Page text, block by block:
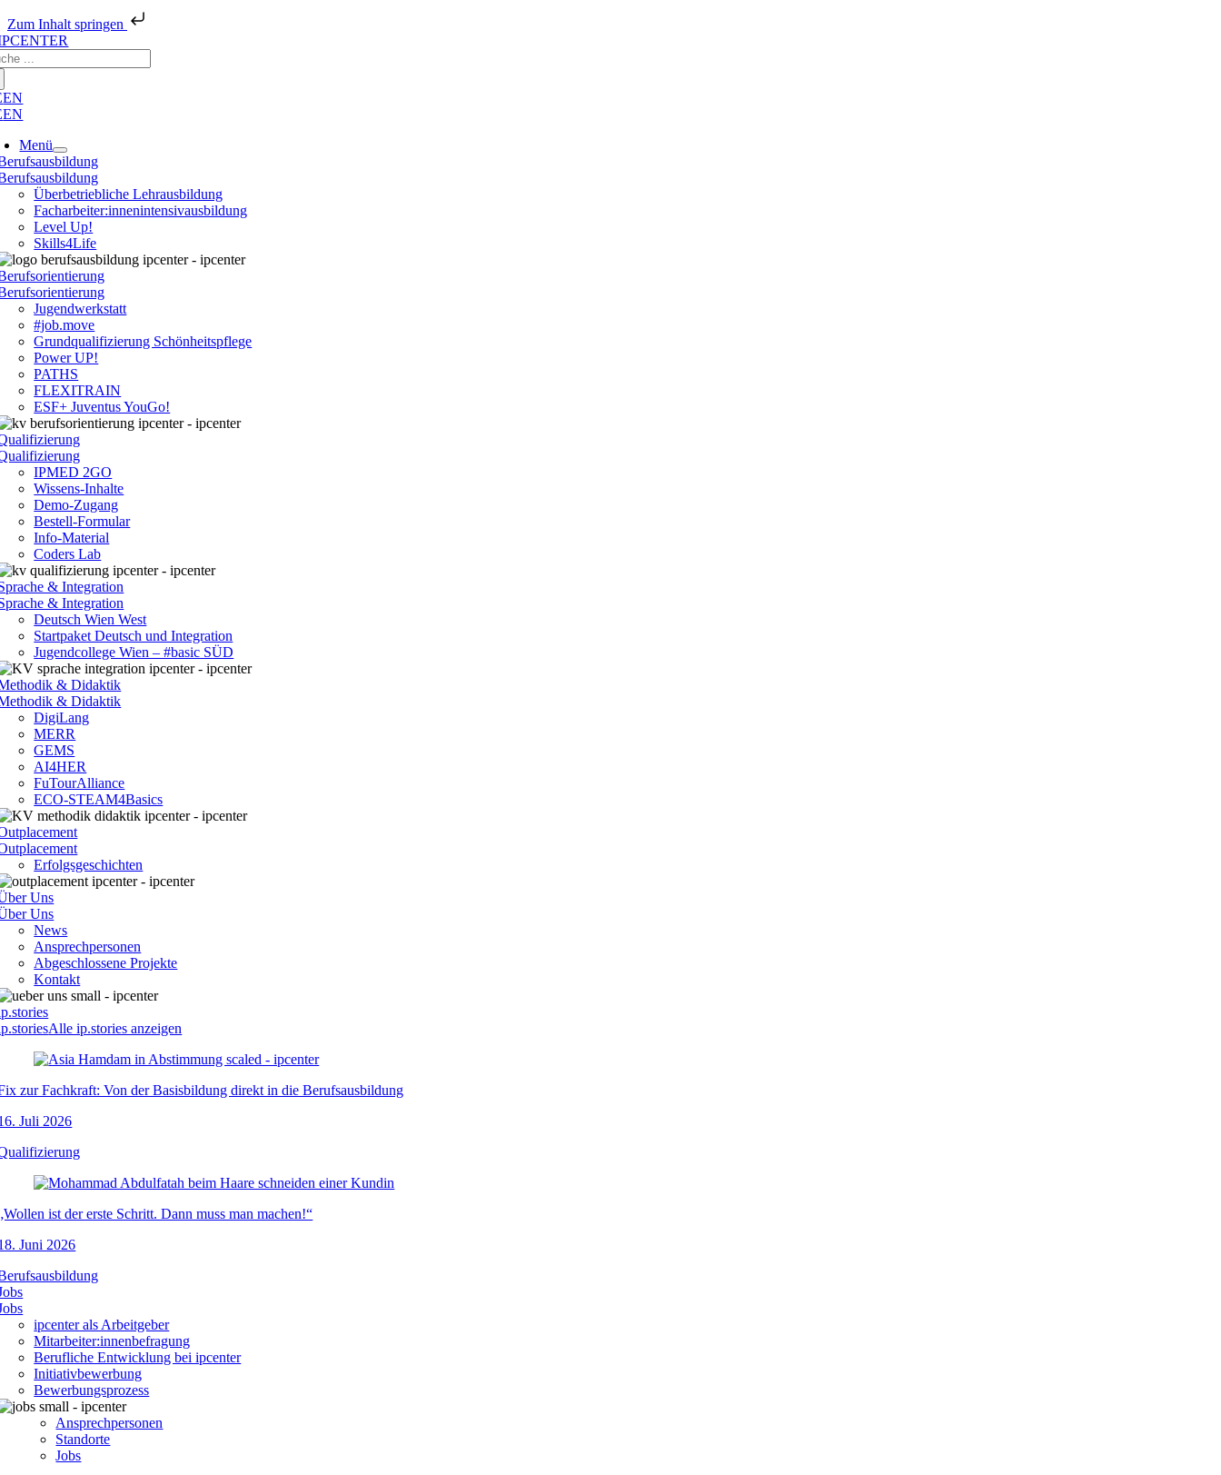
Zum Inhalt springen
Zum
Inhalt
springen
EN
EN
Menü
Überbetriebliche Lehrausbildung
Facharbeiter:innenintensivausbildung
Level Up!
Skills4Life
Jugendwerkstatt
#job.move
Grundqualifizierung Schönheitspflege
Power UP!
PATHS
FLEXITRAIN
ESF+ Juventus YouGo!
IPMED 2GO
Wissens-Inhalte
Demo-Zugang
Bestell-Formular
Info-Material
Coders Lab
& Integration
& Integration
Deutsch Wien West
Startpaket Deutsch und Integration
Jugendcollege Wien – #basic SÜD
& Didaktik
& Didaktik
DigiLang
MERR
GEMS
AI4HER
FuTourAlliance
ECO-STEAM4Basics
Erfolgsgeschichten
Uns
Uns
News
Ansprechpersonen
Abgeschlossene Projekte
Kontakt
Alle ip.stories anzeigen
zur Fachkraft: Von der Basisbildung direkt in die Berufsausbildung
Juli 2026
ist der erste Schritt. Dann muss man machen!“
Juni 2026
ipcenter als Arbeitgeber
Mitarbeiter:innenbefragung
Berufliche Entwicklung bei ipcenter
Initiativbewerbung
Bewerbungsprozess
Ansprechpersonen
Standorte
Jobs